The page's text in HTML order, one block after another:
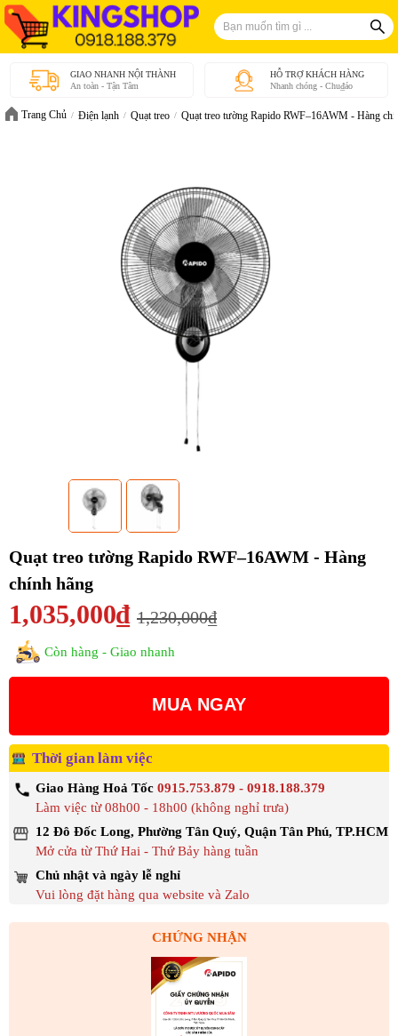
GIAO NHANH NỘI THÀNH
An toàn - Tận Tâm
HỖ TRỢ KHÁCH HÀNG
Nhanh chóng - Chu₫áo
Trang Chủ Điện lạnh Quạt treo Quạt treo tường Rapido RWF–16AWM - Hàng
Quạt treo tường Rapido RWF–16AWM - Hàng
chính hãng
1,035,000₫ 1,230,000₫
Còn hàng - Giao nhanh
MUA NGAY
Thời gian làm việc
Giao Hàng Hoả Tốc 0915.753.879 - 0918.188.379
Làm việc từ 08h00 - 18h00 (không nghỉ trưa)
12 Đô Đốc Long, Phường Tân Quý, Quận Tân Phú, TP.HCM
Mở cửa từ Thứ Hai - Thứ Bảy hàng tuần
Chủ nhật và ngày lễ nghỉ
Vui lòng đặt hàng qua website và Zalo
CHỨNG NHẬN